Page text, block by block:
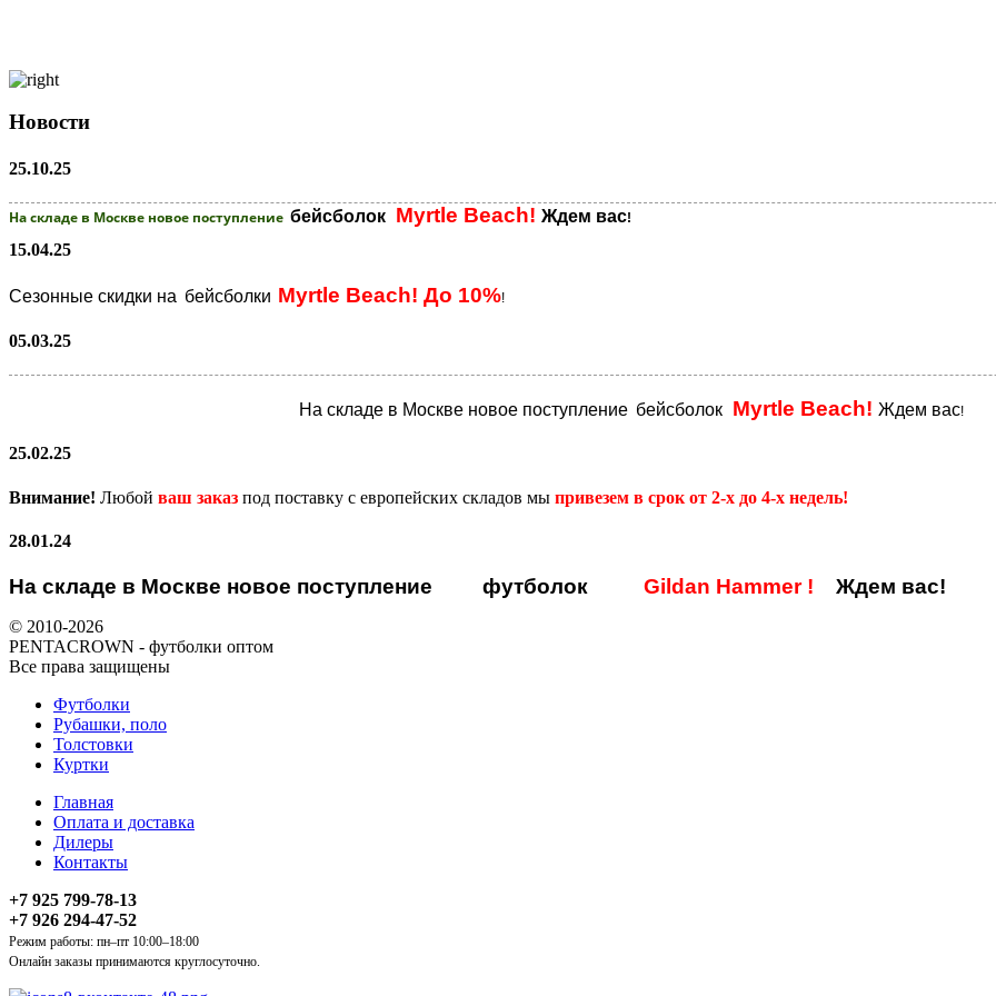
Новости
25.10.25
На складе в Москве новое поступление бейсболок Myrtle Beach! Ждем вас!
15.04.25
Сезонные скидки на бейсболки Myrtle Beach! До 10%!
05.03.25
На складе в Москве новое поступление бейсболок Myrtle Beach! Ждем вас!
25.02.25
Внимание! Любой ваш заказ под поставку с европейских складов мы привезем в срок от 2-х до 4-х недель!
28.01.24
На складе в Москве новое поступление футболок Gildan Hammer ! Ждем вас!
© 2010-2026
PENTACROWN - футболки оптом
Все права защищены
Футболки
Рубашки, поло
Толстовки
Куртки
Главная
Оплата и доставка
Дилеры
Контакты
+7 925 799-78-13
+7 926 294-47-52
Режим работы: пн–пт 10:00–18:00
Онлайн заказы принимаются круглосуточно.